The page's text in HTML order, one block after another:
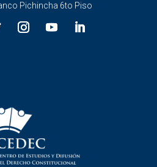
Pichincha 6to Piso